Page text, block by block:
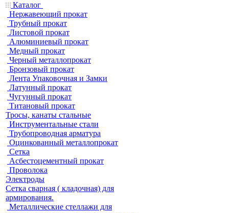
Каталог
Нержавеющий прокат
Трубный прокат
Листовой прокат
Алюминиевый прокат
Медный прокат
Черный металлопрокат
Бронзовый прокат
Лента Упаковочная и Замки
Латунный прокат
Чугунный прокат
Титановый прокат
Тросы, канаты стальные
Инструментальные стали
Трубопроводная арматура
Оцинкованный металлопрокат
Сетка
Асбестоцементный прокат
Проволока
Электроды
Сетка сварная ( кладочная) для
армирования.
Металлические стеллажи для